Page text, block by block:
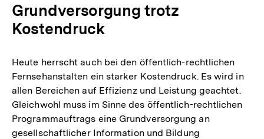
Grundversorgung trotz
Kostendruck
Heute herrscht auch bei den öffentlich-rechtlichen
Fernsehanstalten ein starker Kostendruck. Es wird in
allen Bereichen auf Effizienz und Leistung geachtet.
Gleichwohl muss im Sinne des öffentlich-rechtlichen
Programmauftrags eine Grundversorgung an
gesellschaftlicher Information und Bildung